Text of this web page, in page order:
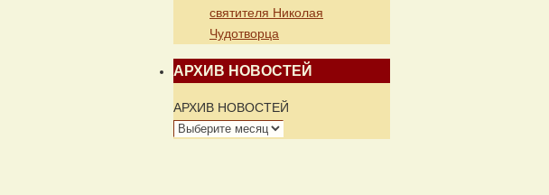
святителя Николая
Чудотворца
АРХИВ НОВОСТЕЙ
АРХИВ НОВОСТЕЙ